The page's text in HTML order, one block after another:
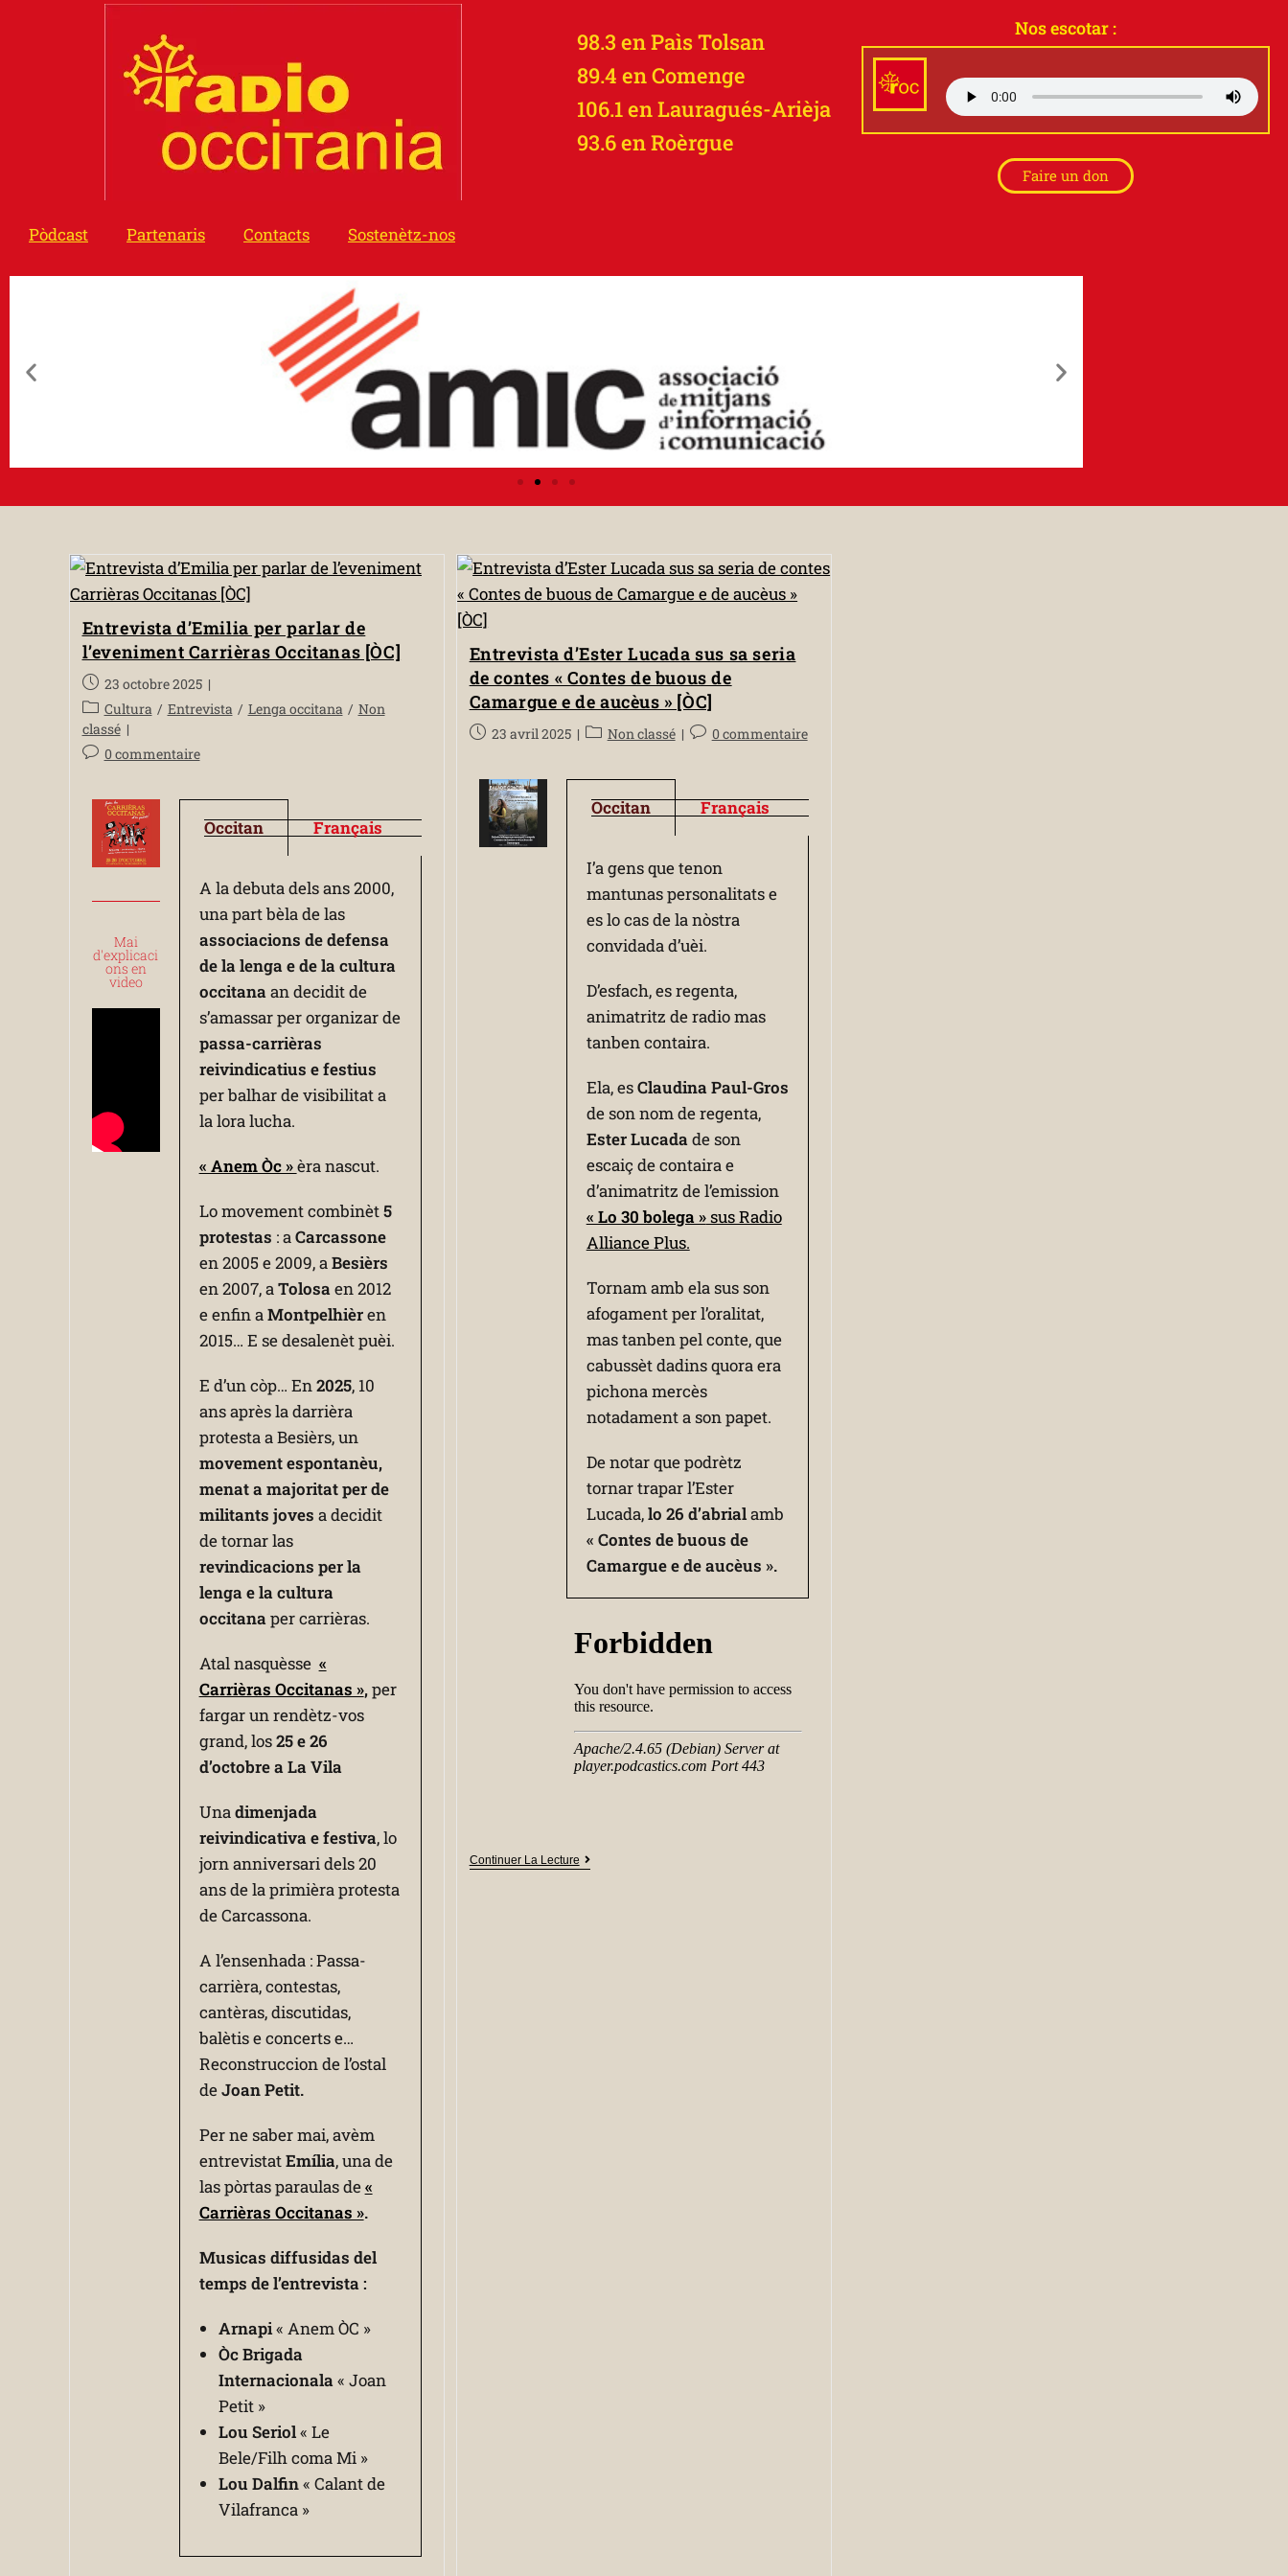
98.3 en Paìs Tolsan
89.4 en Comenge
106.1 en Lauragués-Arièja
93.6 en Roèrgue
Nos escotar :
Faire un don
Pòdcast Partenaris Contacts Sostenètz-nos
Entrevista d’Emilia per parlar de
l’eveniment Carrièras Occitanas [ÒC]
23 octobre 2025
Cultura / Entrevista / Lenga occitana / Non
classé
0 commentaire
Mai
d'explicaci
ons en
video
Occitan Français
A la debuta dels ans 2000,
una part bèla de las
associacions de defensa
de la lenga e de la cultura
occitanaan decidit de
s’amassar per organizar de
passa-carrièras
reivindicatius e festius
per balhar de visibilitat a
la lora lucha.
« Anem Òc »èra nascut.
Lo movement combinèt5
protestas : aCarcassone
en 2005 e 2009, aBesièrs
en 2007, aTolosaen 2012
e enfin aMontpelhièren
2015… E se desalenèt puèi.
E d’un còp… En2025, 10
ans après la darrièra
protesta a Besièrs, un
movement espontanèu,
menat a majoritat per de
militants joves a decidit
de tornar las
revindicacions per la
lenga e la cultura
occitanaper carrièras.
Atal nasquèsse «
Carrièras Occitanas »,per
fargar un rendètz-vos
grand, los25 e 26
d’octobre a La Vila
Unadimenjada
reivindicativa e festiva, lo
jorn anniversari dels 20
ans de la primièra protesta
de Carcassona.
A l’ensenhada : Passa-
carrièra, contestas,
cantèras, discutidas,
balètis e concerts e…
Reconstruccion de l’ostal
deJoan Petit.
Per ne saber mai, avèm
entrevistatEmília, una de
las pòrtas paraulas de«
Carrièras Occitanas ».
Musicas diffusidas del
temps de l’entrevista :
Arnapi« Anem ÒC »
Òc Brigada
Internacionala« Joan
Petit »
Lou Seriol« Le
Bele/Filh coma Mi »
Lou Dalfin« Calant de
Vilafranca »
Entrevista d’Ester Lucada sus sa seria
de contes « Contes de buous de
Camargue e de aucèus » [ÒC]
23 avril 2025 Non classé 0 commentaire
Occitan Français
I’a gens que tenon
mantunas personalitats e
es lo cas de la nòstra
convidada d’uèi.
D’esfach, es regenta,
animatritz de radio mas
tanben contaira.
Ela, esClaudina Paul-Gros
de son nom de regenta,
Ester Lucadade son
escaiç de contaira e
d’animatritz de l’emission
« Lo 30 bolega »sus Radio
Alliance Plus.
Tornam amb ela sus son
afogament per l’oralitat,
mas tanben pel conte, que
cabussèt dadins quora era
pichona mercès
notadament a son papet.
De notar que podrètz
tornar trapar l’Ester
Lucada,lo 26 d’abrialamb
« Contes de buous de
Camargue e de aucèus ».
Continuer La Lecture